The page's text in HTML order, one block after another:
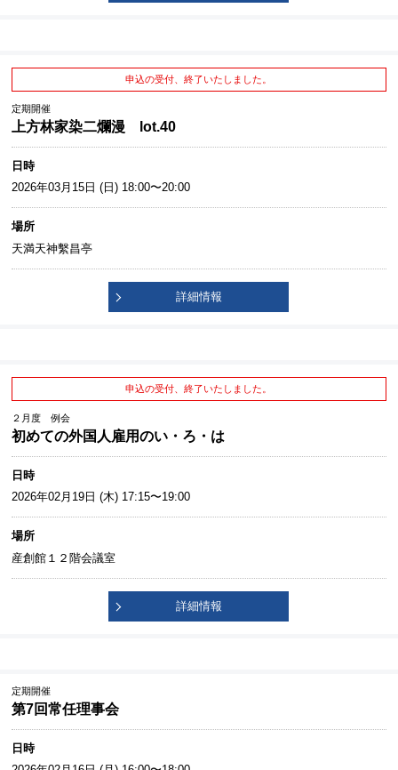
申込の受付、終了いたしました。
定期開催
上方林家染二爛漫 lot.40
日時
2026年03月15日 (日) 18:00〜20:00
場所
天満天神繫昌亭
詳細情報
申込の受付、終了いたしました。
２月度 例会
初めての外国人雇用のい・ろ・は
日時
2026年02月19日 (木) 17:15〜19:00
場所
産創館１２階会議室
詳細情報
定期開催
第7回常任理事会
日時